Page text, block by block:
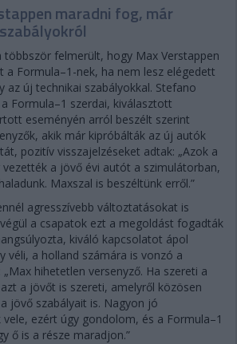
maradni fog, már
többször felmerült, hogy Max Verstappen
a Formula–1-nek, ha nem lesz elégedett
az új technikai szabályokkal. Stefano
Formula–1 szerdai, kiválasztott
eseményén arról beszélt szerint
akik már kipróbálták az új autók
pozitív visszajelzéseket adtak: „Azok a
vezették a jövő évi autót a szimulátorban,
Maxszal is beszéltünk erről.”
agresszívebb változtatásokat is
a csapatok ezt a megoldást fogadták
kiváló kapcsolatot ápol
véli, a holland számára is vonzó a
hihetetlen versenyző. Ha szereti a
a jövőt is szereti, amelyről közösen
jövő szabályait is. Nagyon jó
ezért úgy gondolom, és a Formula–1
ő is a része maradjon.”